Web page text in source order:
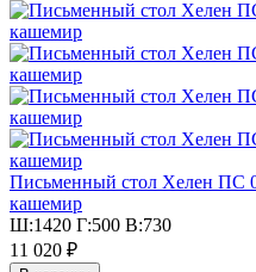
Письменный стол Хелен ПС
кашемир
Ш:1420 Г:500 В:730
11 020 ₽